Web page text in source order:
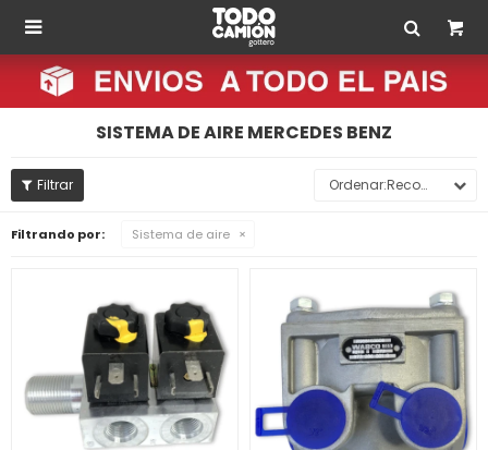

SISTEMA DE AIRE MERCEDES BENZ
Recomendados
Filtrando por: Sistema de aire